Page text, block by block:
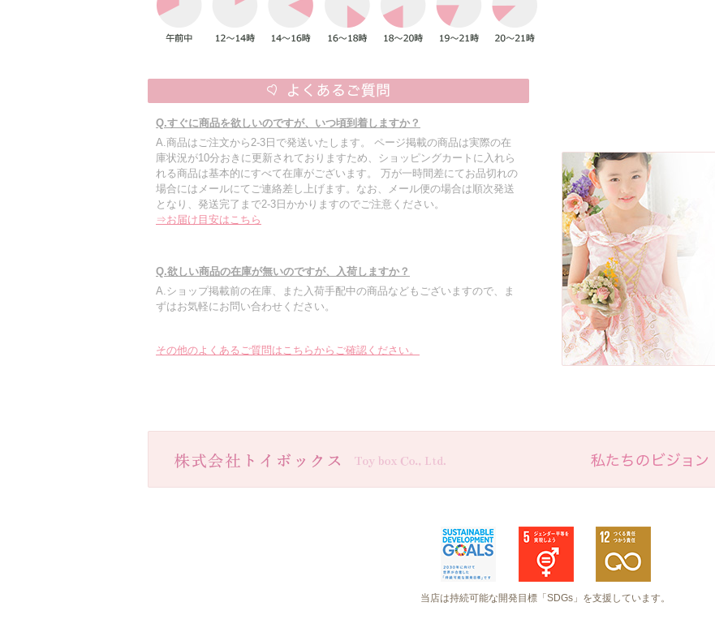
Q.すぐに商品を欲しいのですが、いつ頃到着しますか？
A.商品はご注文から2-3日で発送いたします。 ページ掲載の商品は実際の在
庫状況が10分おきに更新されておりますため、ショッピングカートに入れら
れる商品は基本的にすべて在庫がございます。 万が一時間差にてお品切れの
場合にはメールにてご連絡差し上げます。なお、メール便の場合は順次発送
となり、発送完了まで2-3日かかりますのでご注意ください。
⇒お届け目安はこちら
Q.欲しい商品の在庫が無いのですが、入荷しますか？
A.ショップ掲載前の在庫、また入荷手配中の商品などもございますので、ま
ずはお気軽にお問い合わせください。
その他のよくあるご質問はこちらからご確認ください。
当店は持続可能な開発目標「SDGs」を支援しています。